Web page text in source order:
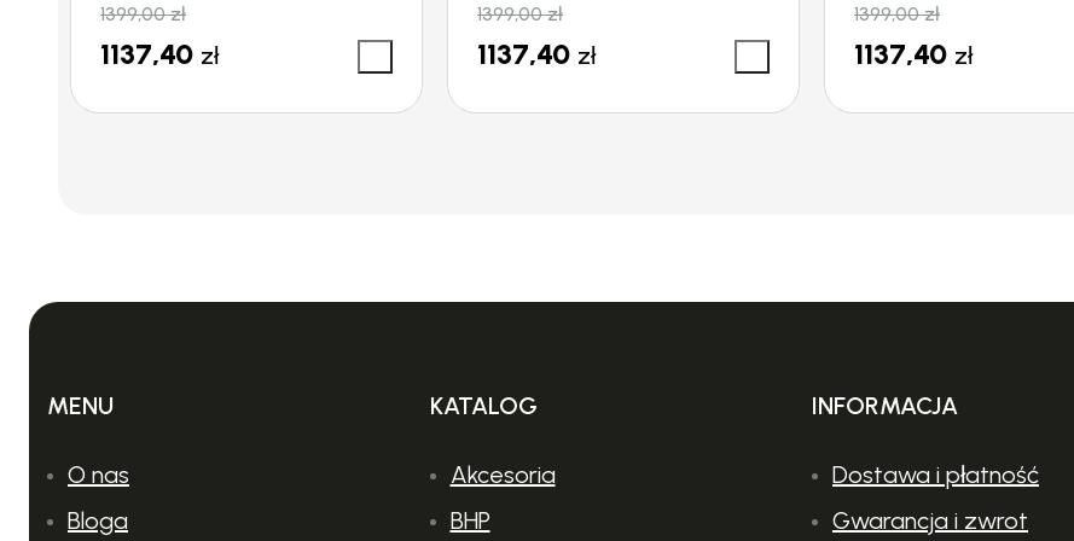
1399,00zł
1137,40 zł
1399,00zł
1137,40 zł
1399,00zł
1137,40 zł
MENU
O nas
Bloga
KATALOG
Akcesoria
BHP
INFORMACJA
Dostawa i płatność
Gwarancja i zwrot